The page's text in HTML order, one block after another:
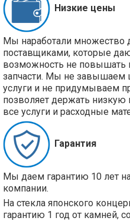
Низкие цены
Мы наработали множество
поставщиками, которые
возможность не повышать
запчасти. Мы не завышаем
услуги и не придумываем
позволяет держать низкую
все услуги и расходные
Гарантия
Мы даем гарантию 10 лет
компании.
На стекла японского
гарантию 1 год от камней,